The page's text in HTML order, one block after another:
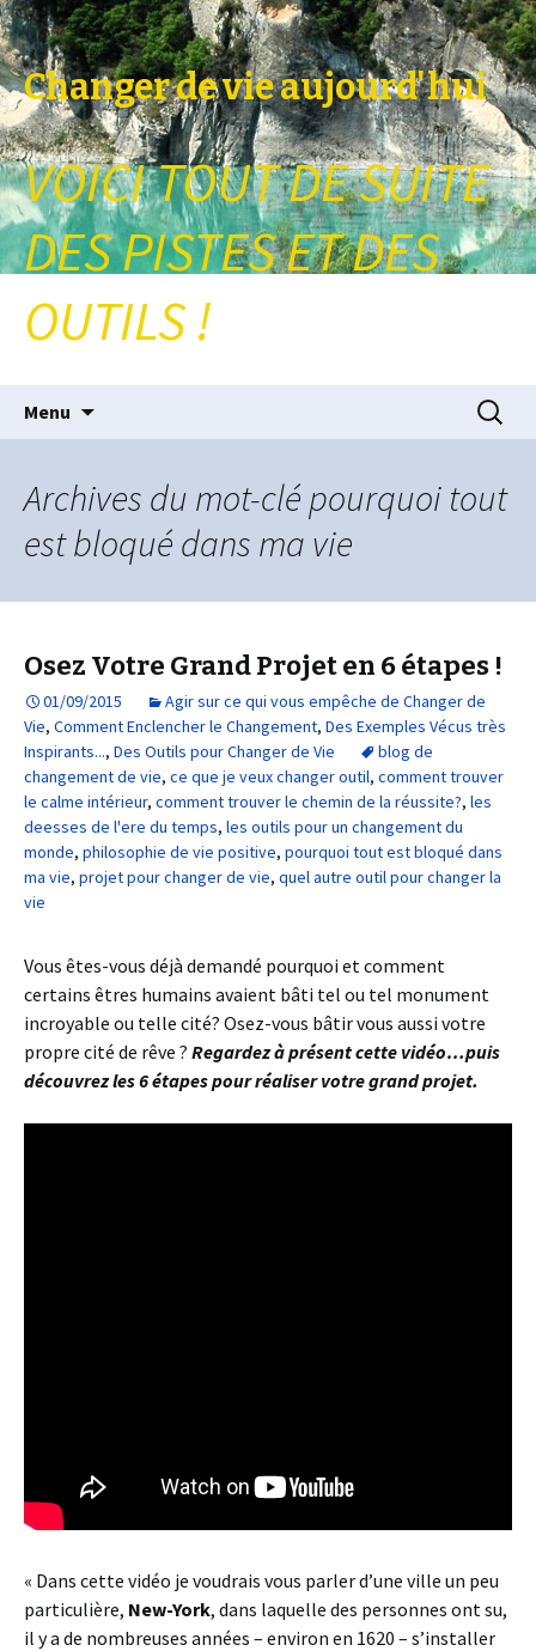
Changer de vie aujourd'hui
VOICI TOUT DE SUITE
DES PISTES ET DES
OUTILS !
Menu
Archives du mot-clé pourquoi tout
est bloqué dans ma vie
Osez Votre Grand Projet en 6 étapes !
01/09/2015
Agir sur ce qui vous empêche de Changer de
Vie, Comment Enclencher le Changement, Des Exemples Vécus très
Inspirants..., Des Outils pour Changer de Vie
blog de
changement de vie, ce que je veux changer outil, comment trouver
le calme intérieur, comment trouver le chemin de la réussite?, les
deesses de l'ere du temps, les outils pour un changement du
monde, philosophie de vie positive, pourquoi tout est bloqué dans
ma vie, projet pour changer de vie, quel autre outil pour changer la
vie
Vous êtes-vous déjà demandé pourquoi et comment
certains êtres humains avaient bâti tel ou tel monument
incroyable ou telle cité? Osez-vous bâtir vous aussi votre
propre cité de rêve ? Regardez à présent cette vidéo…puis
découvrez les 6 étapes pour réaliser votre grand projet.
« Dans cette vidéo je voudrais vous parler d’une ville un peu
particulière, New-York, dans laquelle des personnes ont su,
il y a de nombreuses années – environ en 1620 – s’installer